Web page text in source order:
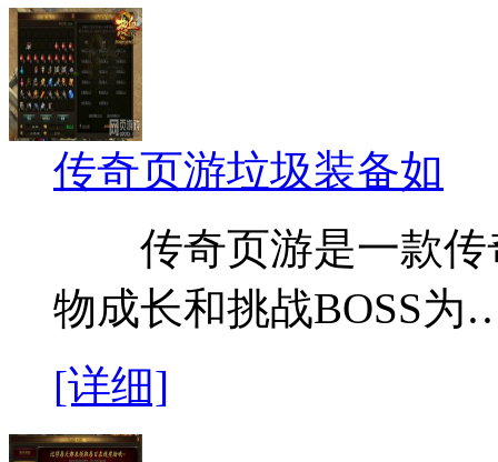
传奇页游垃圾装备如
传奇页游是一款传
物成长和挑战BOSS
[详细]